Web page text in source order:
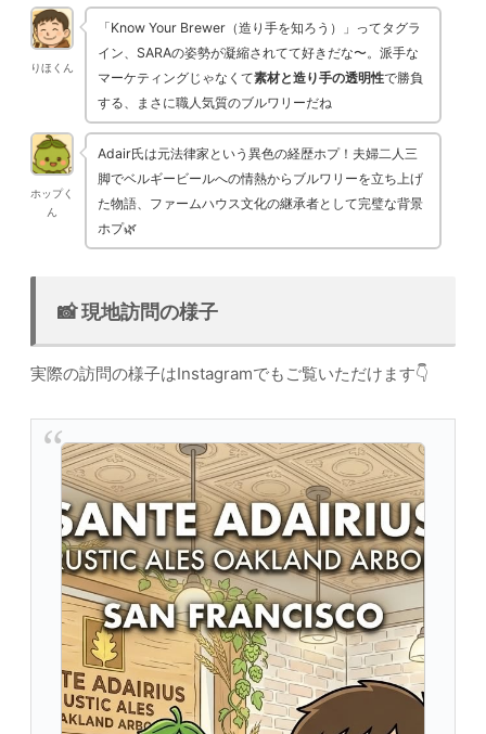
りほくん
「Know Your Brewer（造り手を知ろう）」ってタグラ
イン、SARAの姿勢が凝縮されてて好きだな〜。派手な
マーケティングじゃなくて素材と造り手の透明性で勝負
する、まさに職人気質のブルワリーだね
ホップく
ん
Adair氏は元法律家という異色の経歴ホプ！夫婦二人三
脚でベルギービールへの情熱からブルワリーを立ち上げ
た物語、ファームハウス文化の継承者として完璧な背景
ホプ🌿
📸 現地訪問の様子
実際の訪問の様子はInstagramでもご覧いただけます👇